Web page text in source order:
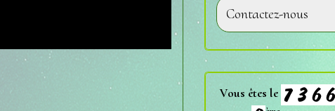
Contactez-nous
Vous êtes le